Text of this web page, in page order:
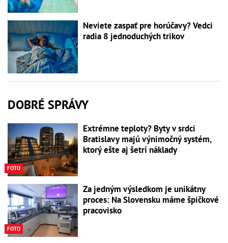
Neviete zaspať pre horúčavy? Vedci
radia 8 jednoduchých trikov
DOBRÉ SPRÁVY
FOTO
Extrémne teploty? Byty v srdci
Bratislavy majú výnimočný systém,
ktorý ešte aj šetrí náklady
FOTO
Za jedným výsledkom je unikátny
proces: Na Slovensku máme špičkové
pracovisko